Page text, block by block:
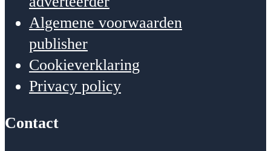
Algemene voorwaarden
publisher
Cookieverklaring
Privacy policy
Contact